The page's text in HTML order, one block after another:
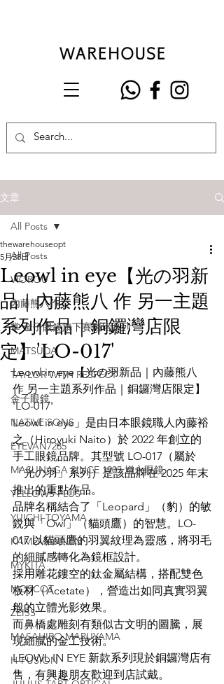
文章
All Posts
VIOROU
內藤熊八作
掌 金子眼鏡旗下賽璐珞系列
MATSUDA
TAYLOR WITH RESPECT
金子眼鏡
NATIVE SONS
EYEVAN7285
MASUNAGA SINCE 1905 增永眼鏡
YELLOWS PLUS
YUICHI TOYAMA
KAMEMANNEN
MYKITA
MOSCOT
ZEISS
MASAHIRO MARUYAMA
H-FUSION
All Posts
Leowl in eye【光の羽新
品｜內藤熊八 作 另一主題
系列作品｜銅鑼灣店限
定】'LO-017'
thewarehouseopt
5月28日
Leowl in eye【光の羽新品｜內藤熊八
作 另一主題系列作品｜銅鑼灣店限定】
'LO-017'
Leowl in eye」是由日本眼鏡職人內藤裕
之（Hiroyuki Naito）於 2022 年創立的
手工眼鏡品牌。其型號 LO-017（屬於
「光の羽」系列）是該品牌在 2025 年末
推出的重點作品。
品牌名稱結合了「Leopard」（豹）的敏
銳與「Owl」（貓頭鷹）的智慧。LO-
017 以貓頭鷹的羽翼紋理為靈感，將羽毛
的細膩感轉化為鏡框設計。
採用雕花鏤空的鈦金屬結構，搭配雙色
板材（Acetate），營造出如同真實羽翼
般的立體光影效果。
而鼻橋處雕刻有類似古文明的圖騰，展
現細膩的金工技術。
LEOWL IN EYE 新款系列現於銅鑼灣店有
售，有興趣朋友歡迎到店試戴。